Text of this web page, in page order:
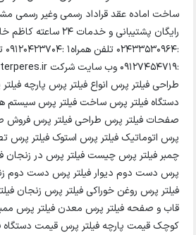
ساخت اماده عقد قراداد رسمی وغیر رسمی
رایگان پشتیبانی و خدمات
طراحی فیلتر پرس انواع فیلتر پرس پارچه
دستگاه فیلتر پرس ساخت فیلتر پرس سیستم
صفحات فیلتر پرس طراحی فیلتر پرس فروش
پرس اتوماتیک فیلتر پرس استوک فیلتر پرس
چمبر فیلتر پرس چیست فیلتر پرس در زنجان
پرس دست دوم دیوار فیلتر پرس دست دوم
فیلتر پرس روغن خوراکی فیلتر پرس زنجان
قاب و صفحه فیلتر پرس معدن فیلتر پرس
کوچک قیمت پارچه فیلتر پرس قیمت دستگاه